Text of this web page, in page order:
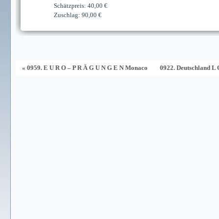
Schätzpreis: 40,00 €
Zuschlag: 90,00 €
« 0959. E U R O – P R Ä G U N G E N Monaco 0922. Deutschland L